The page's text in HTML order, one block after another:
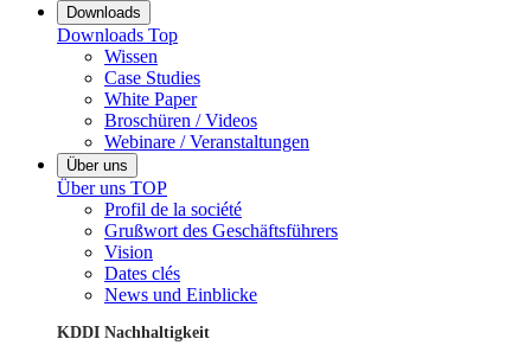
Downloads
Downloads Top
Wissen
Case Studies
White Paper
Broschüren / Videos
Webinare / Veranstaltungen
Über uns
Über uns TOP
Profil de la société
Grußwort des Geschäftsführers
Vision
Dates clés
News und Einblicke
KDDI Nachhaltigkeit